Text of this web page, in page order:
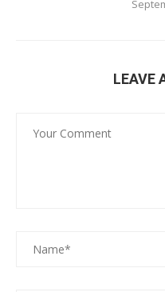
LEAVE